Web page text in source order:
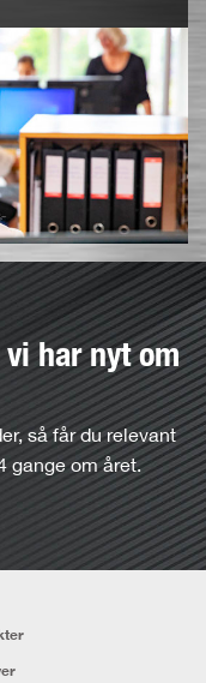
har nyt om
så får du relevant
gange om året.